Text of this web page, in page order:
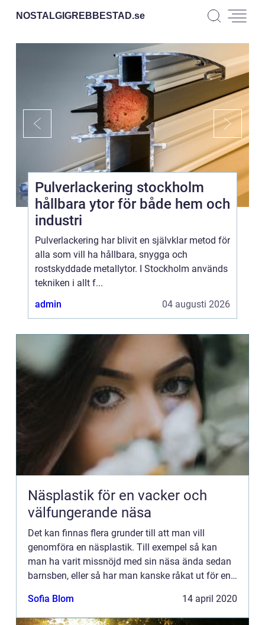
NOSTALGIGREBBESTAD.se
Pulverlackering stockholm
hållbara ytor för både hem och
industri
Pulverlackering har blivit en självklar metod för
alla som vill ha hållbara, snygga och
rostskyddade metallytor. I Stockholm används
tekniken i allt f...
admin
04 augusti 2026
Näsplastik för en vacker och
välfungerande näsa
Det kan finnas flera grunder till att man vill
genomföra en näsplastik. Till exempel så kan
man ha varit missnöjd med sin näsa ända sedan
barnsben, eller så har man kanske råkat ut för en
Sofia Blom 14 april 2020